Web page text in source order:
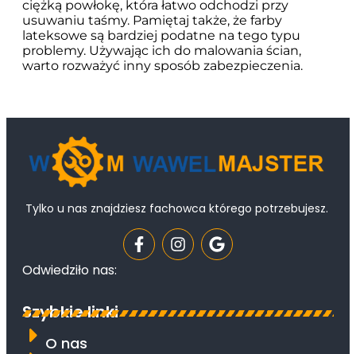
ciężką powłokę, która łatwo odchodzi przy
usuwaniu taśmy. Pamiętaj także, że farby
lateksowe są bardziej podatne na tego typu
problemy. Używając ich do malowania ścian,
warto rozważyć inny sposób zabezpieczenia.
Tylko u nas znajdziesz fachowca którego potrzebujesz.
Odwiedziło nas:
Szybkie linki
O nas